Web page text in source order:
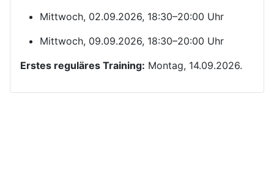
Mittwoch, 02.09.2026, 18:30–20:00 Uhr
Mittwoch, 09.09.2026, 18:30–20:00 Uhr
Erstes reguläres Training: Montag, 14.09.2026.